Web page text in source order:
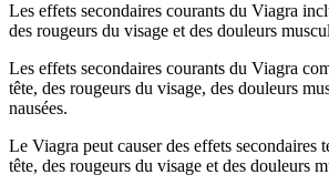
Les effets secondaires courants du Viagra
des rougeurs du visage et des douleurs
Les effets secondaires courants du Viagra
tête, des rougeurs du visage, des douleurs
nausées.
Le Viagra peut causer des effets secondaires
tête, des rougeurs du visage et des douleurs